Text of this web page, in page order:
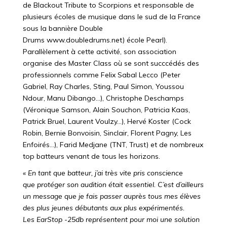
de Blackout Tribute to Scorpions et responsable de
plusieurs écoles de musique dans le sud de la France
sous la bannière Double
Drums www.doubledrums.net) école Pearl).
Parallèlement à cette activité, son association
organise des Master Class où se sont succcédés des
professionnels comme Felix Sabal Lecco (Peter
Gabriel, Ray Charles, Sting, Paul Simon, Youssou
Ndour, Manu Dibango…), Christophe Deschamps
(Véronique Samson, Alain Souchon, Patricia Kaas,
Patrick Bruel, Laurent Voulzy…), Hervé Koster (Cock
Robin, Bernie Bonvoisin, Sinclair, Florent Pagny, Les
Enfoirés…), Farid Medjane (TNT, Trust) et de nombreux
top batteurs venant de tous les horizons.
« En tant que batteur, j’ai très vite pris conscience
que protéger son audition était essentiel. C’est d’ailleurs
un message que je fais passer auprès tous mes élèves
des plus jeunes débutants aux plus expérimentés.
Les EarStop -25db représentent pour moi une solution